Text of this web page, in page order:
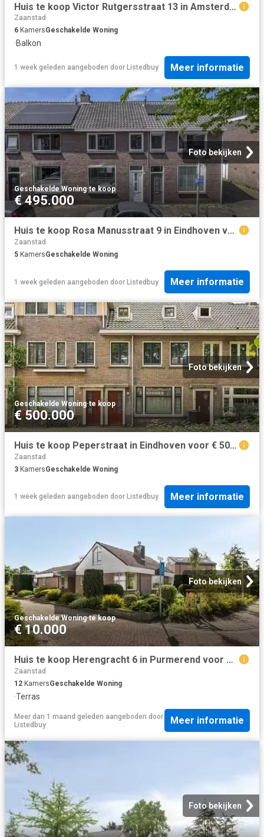
Huis te koop Victor Rutgersstraat 13 in Amsterdam voor € 565.000
Zaanstad
6 KamersGeschakelde Woning
·Balkon
1 week geleden aangeboden door Listedbuy Meer informatie
Foto bekijken
Geschakelde Woning·te koop
€ 495.000
Huis te koop Rosa Manusstraat 9 in Eindhoven voor € 495.000
Zaanstad
5 KamersGeschakelde Woning
1 week geleden aangeboden door Listedbuy Meer informatie
Foto bekijken
Geschakelde Woning·te koop
€ 500.000
Huis te koop Peperstraat in Eindhoven voor € 500.000
Zaanstad
3 KamersGeschakelde Woning
1 week geleden aangeboden door Listedbuy Meer informatie
Foto bekijken
Geschakelde Woning·te koop
€ 10.000
Huis te koop Herengracht 6 in Purmerend voor € 890.000
Zaanstad
12 KamersGeschakelde Woning
·Terras
Meer dan 1 maand geleden aangeboden door
Listedbuy
Meer informatie
Foto bekijken